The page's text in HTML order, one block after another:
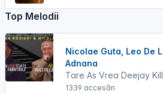
Top Melodii
Nicolae Guta, Leo De
Adnana
Tare As Vrea Deejay
1339 accesări